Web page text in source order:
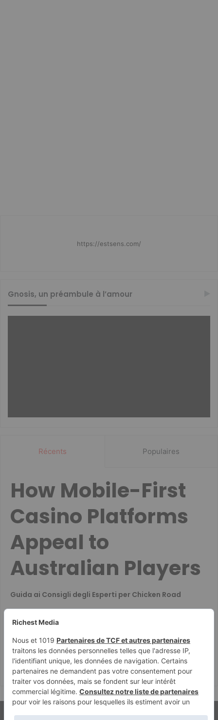
https://estsens.com/
Gnosis, un préambule à l’amour
Récents Populaires
How Mobile-First
Casino Platforms
Appeal to
Australian Players
Guida ai Consigli degli Esperti per Chicken Road
kasynach
Guide for British Players on Casino Document
Submission and Data Security
Ausführliche Erklärung der Chicken Road